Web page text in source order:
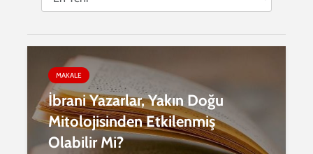
MAKALE
İbrani Yazarlar, Yakın Doğu
Mitolojisinden Etkilenmiş
Olabilir Mi?